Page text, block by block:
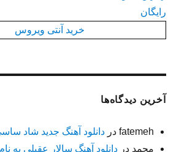
رایگان
خرید آنتی ویروس
آخرین دیدگاه‌ها
fatemeh دردانلود آهنگ جدید شاد
محمد دردانلود آهنگ سالار عقیلی به